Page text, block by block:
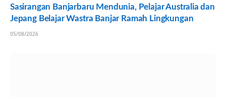
Sasirangan Banjarbaru Mendunia, Pelajar Australia dan
Jepang Belajar Wastra Banjar Ramah Lingkungan
05/08/2026